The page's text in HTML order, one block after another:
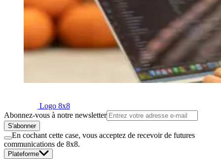
Logo 8x8
Abonnez-vous à notre newsletter
S'abonner
En cochant cette case, vous acceptez de recevoir de futures
communications de 8x8.
Plateforme